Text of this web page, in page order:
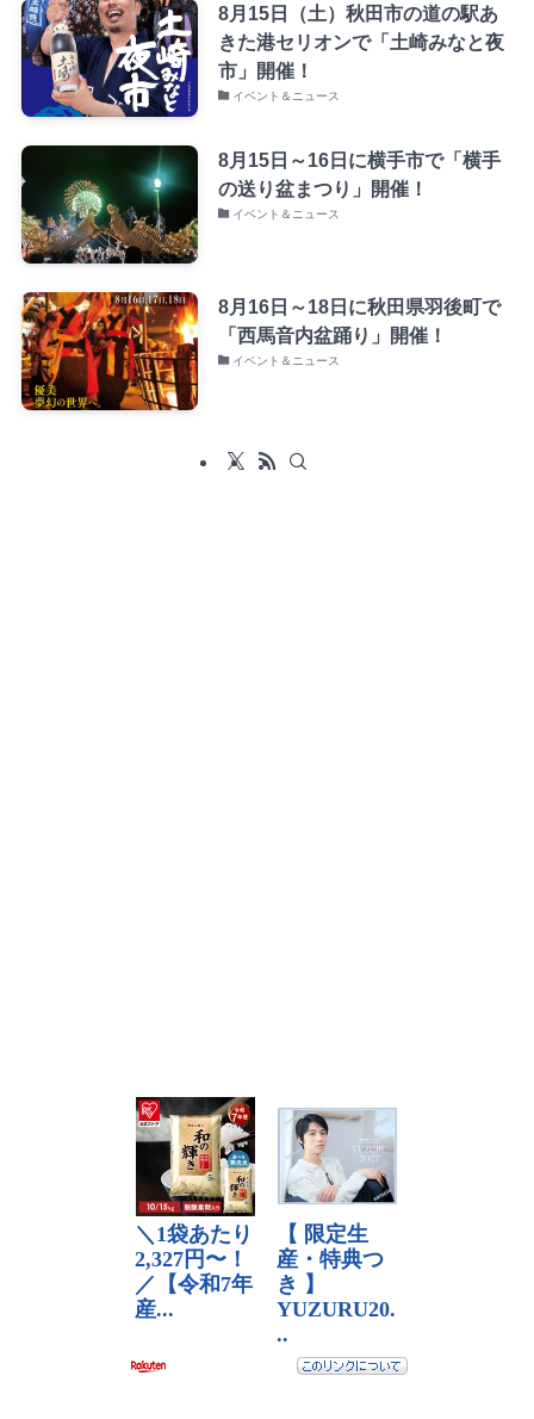
8月15日（土）秋田市の道の駅あ
きた港セリオンで「土崎みなと夜
市」開催！
イベント＆ニュース
8月15日～16日に横手市で「横手
の送り盆まつり」開催！
イベント＆ニュース
8月16日～18日に秋田県羽後町で
「西馬音内盆踊り」開催！
イベント＆ニュース